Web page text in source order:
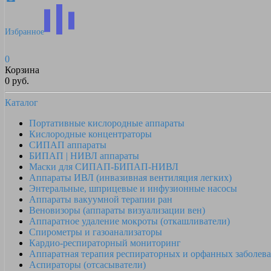
Избранное
0
Корзина
0 руб.
Каталог
Портативные кислородные аппараты
Кислородные концентраторы
СИПАП аппараты
БИПАП | НИВЛ аппараты
Маски для СИПАП-БИПАП-НИВЛ
Аппараты ИВЛ (инвазивная вентиляция легких)
Энтеральные, шприцевые и инфузионные насосы
Аппараты вакуумной терапии ран
Веновизоры (аппараты визуализации вен)
Аппаратное удаление мокроты (откашливатели)
Спирометры и газоанализаторы
Кардио-респираторный мониторинг
Аппаратная терапия респираторных и орфанных
Аспираторы (отсасыватели)